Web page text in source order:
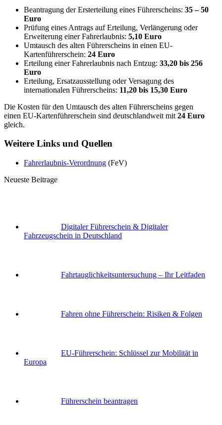
Beantragung der Ersterteilung eines Führerscheins: 35 – 50
Euro
Prüfung eines Antrags auf Erteilung, Verlängerung oder
Erweiterung einer Fahrerlaubnis: 5,10 Euro
Umtausch des alten Führerscheins in einen EU-
Kartenführerschein: 24 Euro
Erteilung einer Fahrerlaubnis nach Entzug: 33,20 bis 256
Euro
Erteilung, Ersatzausstellung oder Versagung des
internationalen Führerscheins: 11,20 bis 15,30 Euro
Die Kosten für den Umtausch des alten Führerscheins gegen
einen EU-Kartenführerschein sind deutschlandweit mit 24 Euro
gleich.
Weitere Links und Quellen
Fahrerlaubnis-Verordnung (FeV)
Neueste Beitrage
Digitaler Führerschein & Digitaler
Fahrzeugschein in Deutschland
Fahrtauglichkeits­untersuchung – Ihr Leitfaden
Fahren ohne Führerschein: Risiken & Folgen
EU-Führerschein: Schlüssel zur Mobilität in
Europa
Führerschein beantragen